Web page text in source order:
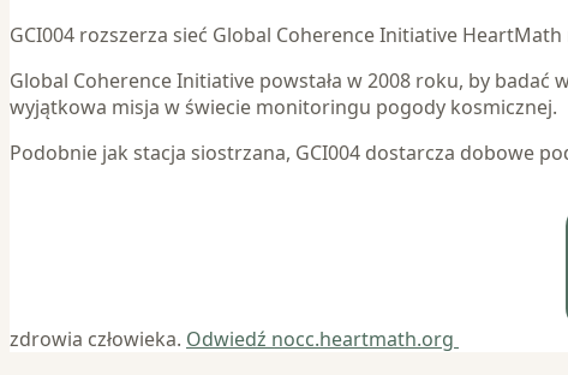
GCI004 rozszerza sieć Global Coherence Initiative
Global Coherence Initiative powstała w 2008 roku, by
wyjątkowa misja w świecie monitoringu pogody kosmicznej.
Podobnie jak stacja siostrzana, GCI004 dostarcza dobowe
zdrowia człowieka. Odwiedź nocc.heartmath.org